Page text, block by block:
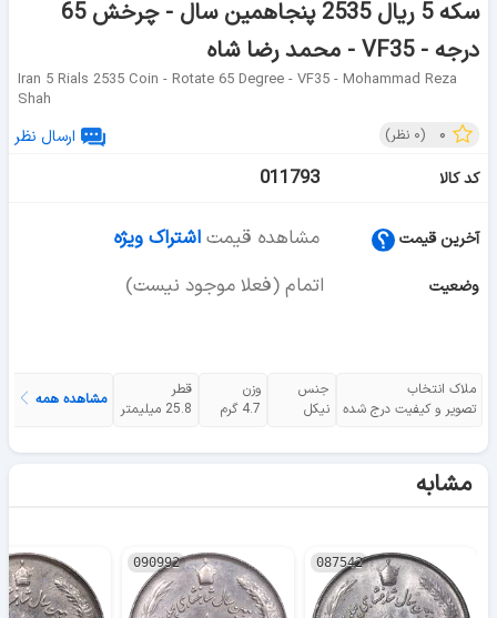
سکه 5 ریال 2535 پنجاهمین سال - چرخش 65
درجه - VF35 - محمد رضا شاه
Iran 5 Rials 2535 Coin - Rotate 65 Degree - VF35 - Mohammad Reza
Shah
۰ (۰ نظر)
ارسال نظر
کد کالا
011793
آخرین قیمت مشاهده قیمت اشتراک ویژه
وضعیت اتمام (فعلا موجود نیست)
ملاک انتخاب
تصویر و کیفیت درج شده
جنس
نیکل
وزن
4.7 گرم
قطر
25.8 میلیمتر
مشاهده همه
مشابه
087542
090992